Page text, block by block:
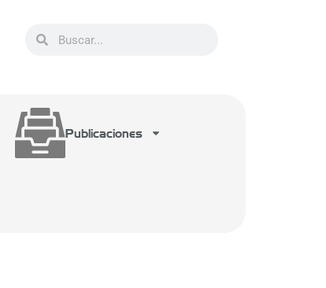
Publicaciones